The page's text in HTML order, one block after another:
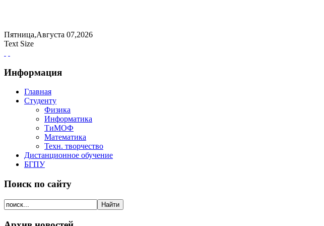
Пятница,Августа 07,2026
Text Size
Информация
Главная
Студенту
Физика
Информатика
ТиМОФ
Математика
Техн. творчество
Дистанционное обучение
БГПУ
Поиск по сайту